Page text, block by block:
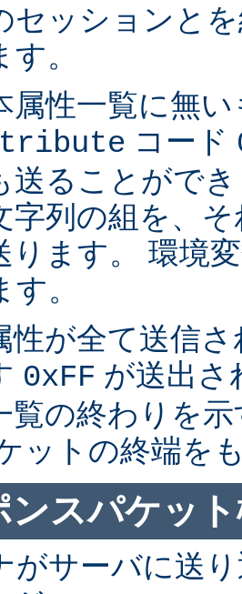
セッションと
。
属性一覧に無
コード
送ることがで
字列の組を、
ります。 環境
。
性が全て送信
0xFF が送出さ
覧の終わりを
ットの終端を
ンスパケッ
がサーバに送